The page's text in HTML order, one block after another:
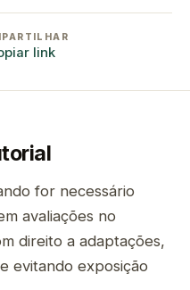
link
for necessário
avaliações no
direito a adaptações,
evitando exposição